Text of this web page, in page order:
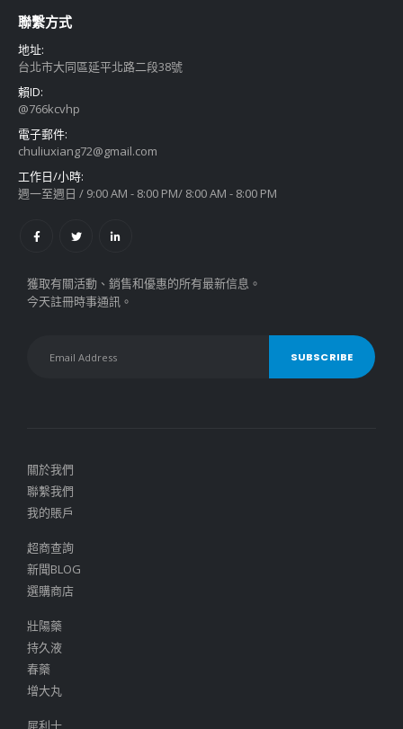
聯繫方式
地址:
台北市大同區延平北路二段38號
賴ID:
@766kcvhp
電子郵件:
chuliuxiang72@gmail.com
工作日/小時:
週一至週日 / 9:00 AM - 8:00 PM/ 8:00 AM - 8:00 PM
獲取有關活動、銷售和優惠的所有最新信息。
今天註冊時事通訊。
關於我們
聯繫我們
我的賬戶
超商查詢
新聞BLOG
選購商店
壯陽藥
持久液
春藥
增大丸
犀利士